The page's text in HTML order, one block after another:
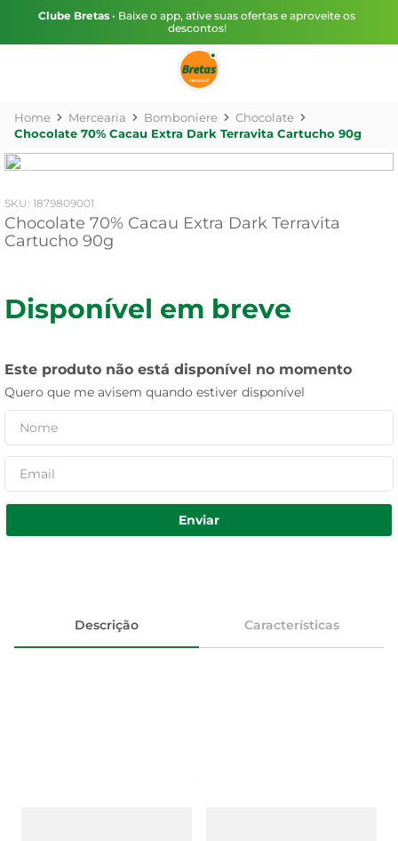
Clube Bretas • Baixe o app, ative suas ofertas e aproveite os
descontos!
Mercearia Bomboniere
Chocolate
Chocolate 70% Cacau Extra Dark Terravita Cartucho 90g
: 1879809001
Chocolate 70% Cacau Extra Dark Terravita
Cartucho 90g
Disponível em breve
Este produto não está disponível no momento
Quero que me avisem quando estiver disponível
Enviar
Descrição Características